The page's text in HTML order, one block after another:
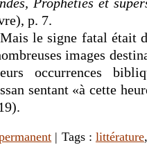
p. 7.
le signe fatal était
images
occurrences
sentant «à cette
| Tags : littérature